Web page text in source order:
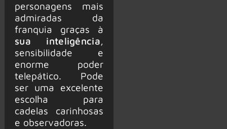
personagens mais
admiradas da
franquia graças à
sua inteligência,
sensibilidade e
enorme poder
telepático. Pode
ser uma excelente
escolha para
cadelas carinhosas
e observadoras.